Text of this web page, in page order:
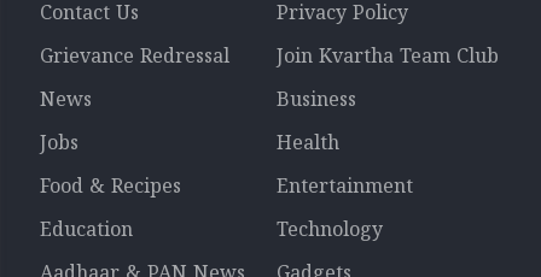
Contact Us
Privacy Policy
Grievance Redressal
Join Kvartha Team Club
News
Business
Jobs
Health
Food & Recipes
Entertainment
Education
Technology